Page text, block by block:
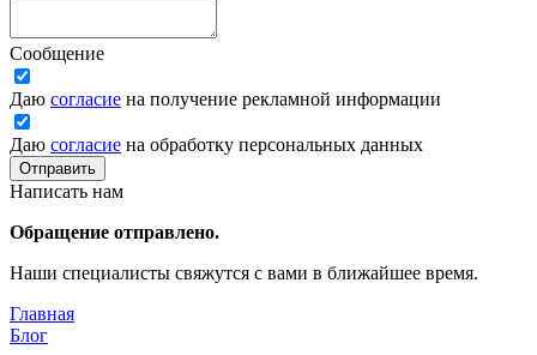
Сообщение
Даю согласие на получение рекламной информации
Даю согласие на обработку персональных данных
Отправить
Написать нам
Обращение отправлено.
Наши специалисты свяжутся с вами в ближайшее время.
Главная
Блог